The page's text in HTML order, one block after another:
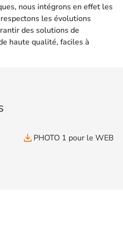
nous intégrons en effet les
les évolutions
des solutions de
haute qualité, faciles à
file_download PHOTO 1 pour le WEB